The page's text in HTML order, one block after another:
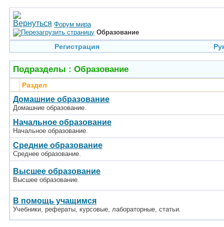
Форум мира
Образование
Регистрация
Подразделы : Образование
Раздел
Домашние образование
Домашние образование.
Начальное образование
Начальное образование.
Средние образование
Среднее образование.
Высшее образование
Высшее образование.
В помощь учащимся
Учебники, рефераты, курсовые, лабораторные, статьи.